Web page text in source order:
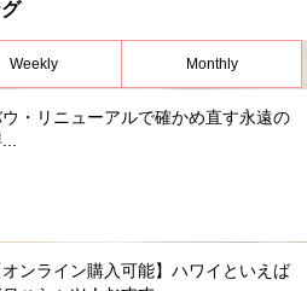
Weekly Monthly
・リニューアルで確かめ直す永遠の
オンライン購入可能】ハワイといえば